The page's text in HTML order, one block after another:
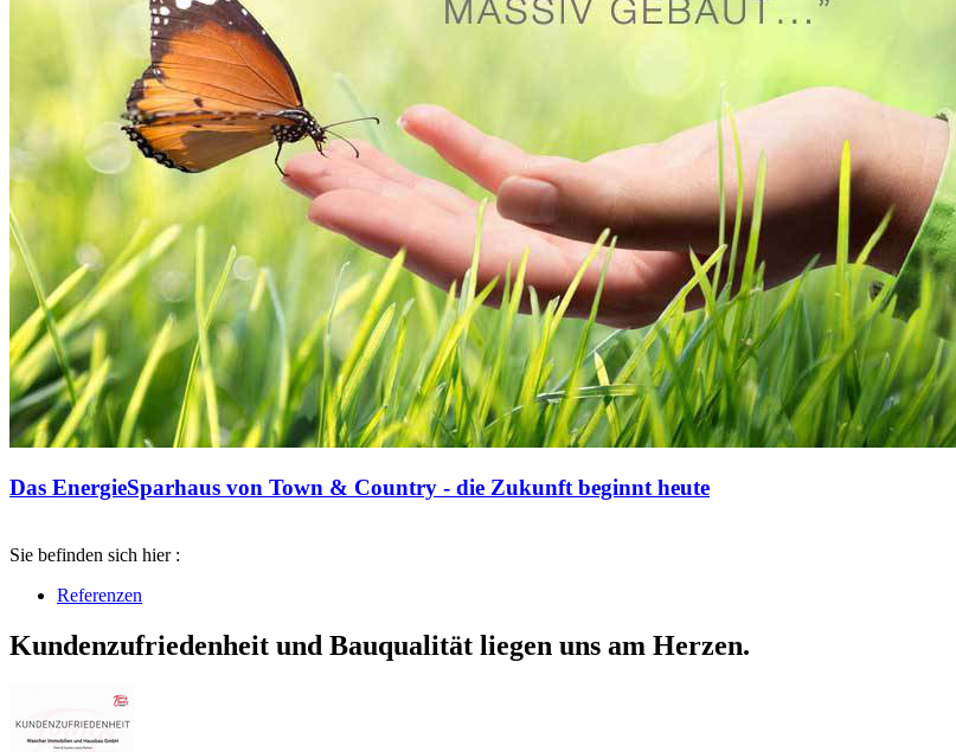
Das EnergieSparhaus von Town & Country - die Zukunft beginnt heute
Sie befinden sich hier :
Referenzen
Kundenzufriedenheit und Bauqualität liegen uns am Herzen.